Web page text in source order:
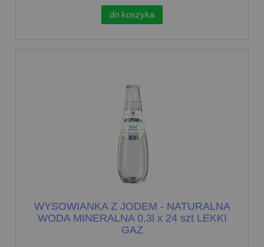
do koszyka
WYSOWIANKA Z JODEM - NATURALNA
WODA MINERALNA 0,3l x 24 szt LEKKI
GAZ